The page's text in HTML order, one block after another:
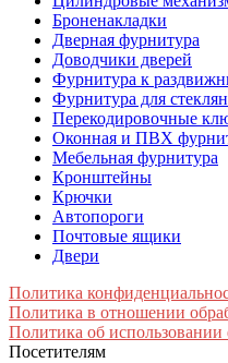
Броненакладки
Дверная фурнитура
Доводчики дверей
Фурнитура к
Фурнитура для
Перекодировочные
Оконная и ПВХ
Мебельная фурнитура
Кронштейны
Крючки
Автопороги
Почтовые ящики
Двери
Политика
Политика в отношении
Политика об использовании
Посетителям